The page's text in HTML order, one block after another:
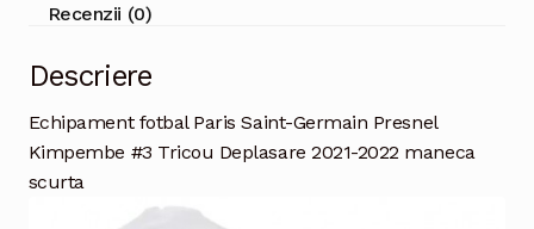
Recenzii (0)
Descriere
Echipament fotbal Paris Saint-Germain Presnel
Kimpembe #3 Tricou Deplasare 2021-2022 maneca
scurta